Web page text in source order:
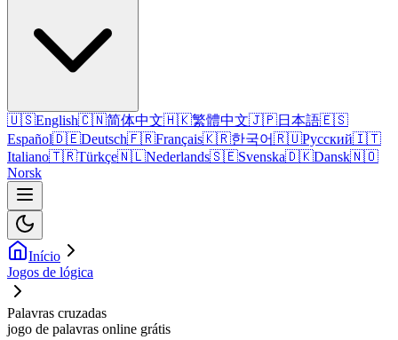
🇺🇸English🇨🇳简体中文🇭🇰繁體中文🇯🇵日本語🇪🇸
Español🇩🇪Deutsch🇫🇷Français🇰🇷한국어🇷🇺Русский🇮🇹
Italiano🇹🇷Türkçe🇳🇱Nederlands🇸🇪Svenska🇩🇰Dansk🇳🇴
Norsk
Início
Jogos de lógica
Palavras cruzadas
jogo de palavras online grátis